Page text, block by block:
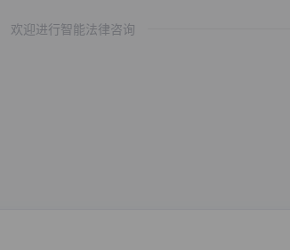
欢迎进行智能法律咨询